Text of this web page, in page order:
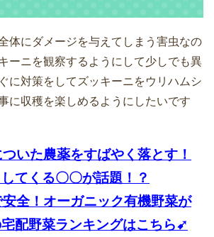
体にダメージを与えてしまう害虫なの
ーニを観察するようにして少しでも異
に対策をしてズッキーニをウリハムシ
に収穫を楽しめるようにしたいです
いた農薬をすばやく落とす！
てくる〇〇が話題！？
全！オーガニック有機野菜が
配野菜ランキングはこちら➹